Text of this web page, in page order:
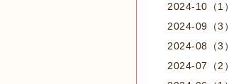
2024-10（1）
2024-09（3）
2024-08（3）
2024-07（2）